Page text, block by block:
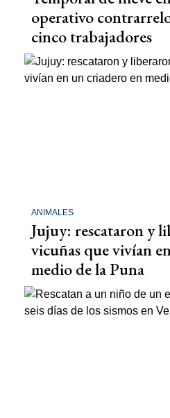
operativo
cinco trabajadores
ANIMALES
Jujuy: rescataron y
vicuñas que vivían
medio de la Puna